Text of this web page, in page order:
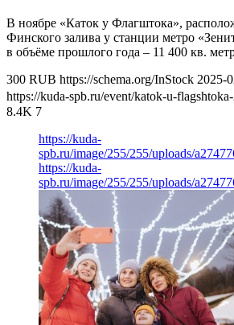
В ноябре «Каток у Флагштока»,
Финского залива у станции метро
в объёме прошлого года – 11 400 кв.
300 RUB https://schema.org/InStock 2025-
https://kuda-spb.ru/event/katok-u-
8.4K 7
https://kuda-
spb.ru/image/255/255/uploads/
https://kuda-
spb.ru/image/255/255/uploads/